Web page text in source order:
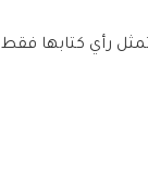
رأي كتابها فقط